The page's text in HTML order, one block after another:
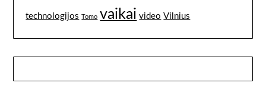
technologijos Tomo vaikai video Vilnius